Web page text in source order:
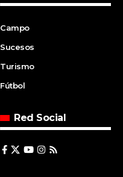
Campo
Sucesos
Turismo
Fútbol
Red Social